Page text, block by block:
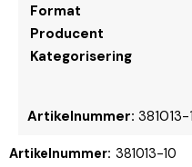
Format
Producent
Kategorisering
Artikelnummer: 381013-
Artikelnummer: 381013-10